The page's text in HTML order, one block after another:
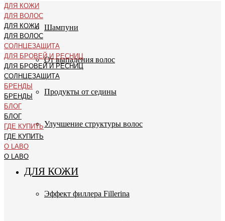
ДЛЯ КОЖИ
ДЛЯ ВОЛОС
ДЛЯ КОЖИ
ДЛЯ ВОЛОС
СОЛНЦЕЗАЩИТА
ДЛЯ БРОВЕЙ И РЕСНИЦ
ДЛЯ БРОВЕЙ И РЕСНИЦ
СОЛНЦЕЗАЩИТА
БРЕНДЫ
БРЕНДЫ
БЛОГ
БЛОГ
ГДЕ КУПИТЬ
ГДЕ КУПИТЬ
О LABO
О LABO
Шампуни
От выпадения волос
Продукты от седины
Улучшение структуры волос
ДЛЯ КОЖИ
Эффект филлера Fillerina